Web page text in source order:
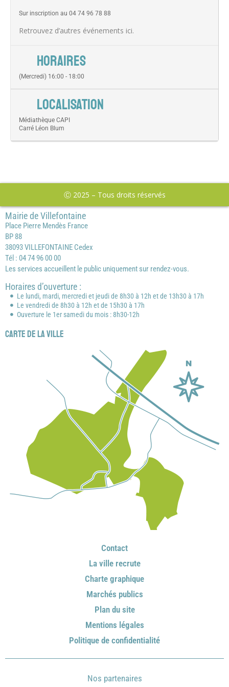
Sur inscription au 04 74 96 78 88
Retrouvez d’autres événements ici.
HORAIRES
(Mercredi) 16:00 - 18:00
LOCALISATION
Médiathèque CAPI
Carré Léon Blum
Ⓒ 2025 – Tous droits réservés
Mairie de Villefontaine
Place Pierre Mendès France
BP 88
38093 VILLEFONTAINE Cedex
Tél : 04 74 96 00 00
Les services accueillent le public uniquement sur rendez-vous.
Horaires d’ouverture :
Le lundi, mardi, mercredi et jeudi de 8h30 à 12h et de 13h30 à 17h
Le vendredi de 8h30 à 12h et de 15h30 à 17h
Ouverture le 1er samedi du mois : 8h30-12h
Carte de la ville
Contact
La ville recrute
Charte graphique
Marchés publics
Plan du site
Mentions légales
Politique de confidentialité
Nos partenaires